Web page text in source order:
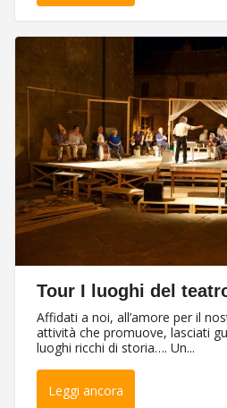
Tour I luoghi del
Affidati a noi, all’amore per il
attività che promuove, lasciati
luoghi ricchi di storia…. Un...
Leggi ancora